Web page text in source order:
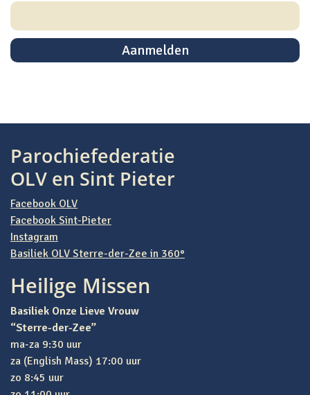
Parochiefederatie
OLV en Sint Pieter
Facebook OLV
Facebook Sint-Pieter
Instagram
Basiliek OLV Sterre-der-Zee in 360°
Heilige Missen
Basiliek Onze Lieve Vrouw
“Sterre-der-Zee”
ma-za 9:30 uur
za (English Mass) 17:00 uur
zo 8:45 uur